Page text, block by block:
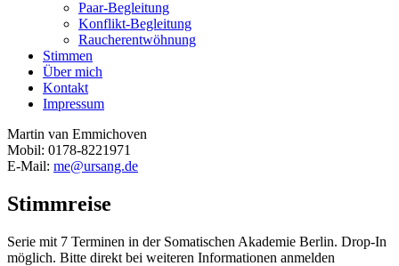
Paar-Begleitung
Konflikt-Begleitung
Raucherentwöhnung
Stimmen
Über mich
Kontakt
Impressum
Martin van Emmichoven
Mobil: 0178-8221971
E-Mail: me@ursang.de
Stimmreise
Serie mit 7 Terminen in der Somatischen Akademie Berlin. Drop-In
möglich. Bitte direkt bei weiteren Informationen anmelden